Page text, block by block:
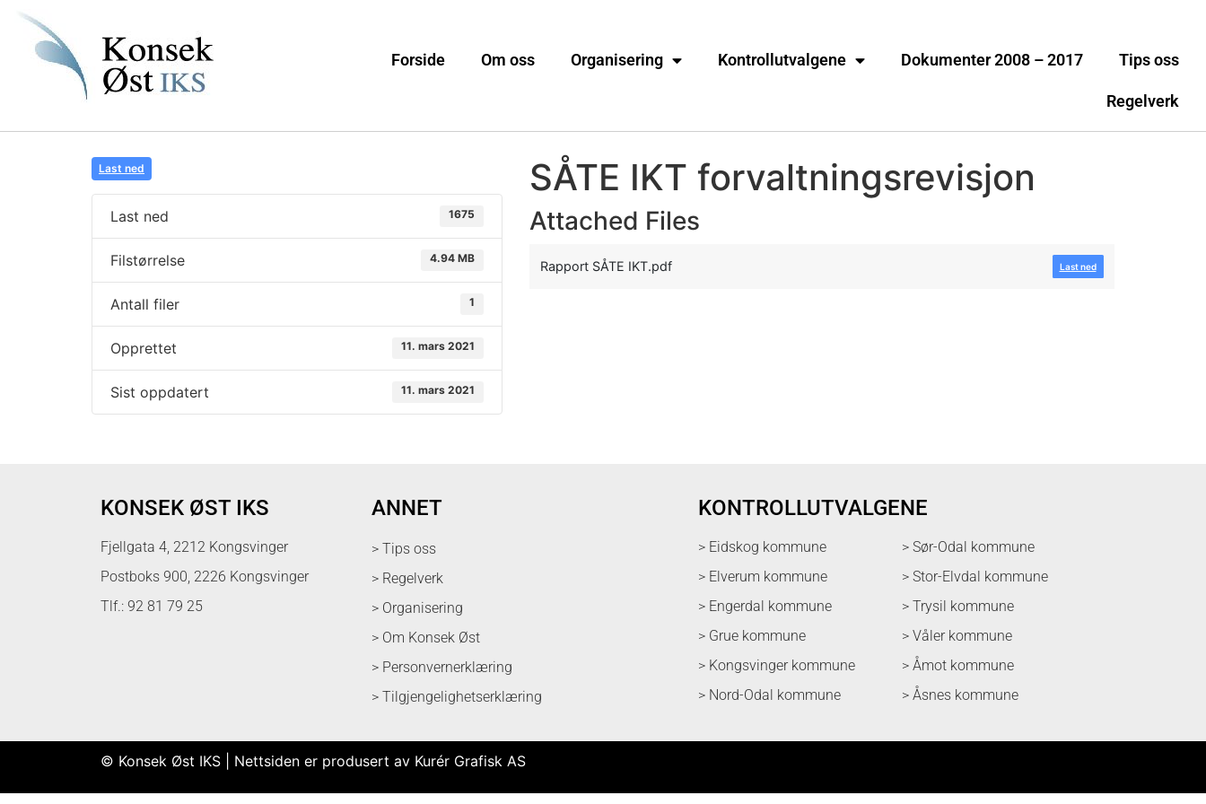
Forside Om oss Organisering Kontrollutvalgene Dokumenter 2008 – 2017 Tips oss
Regelverk
Last ned
Last ned 1675
Filstørrelse 4.94 MB
Antall filer 1
Opprettet 11. mars 2021
Sist oppdatert 11. mars 2021
SÅTE IKT forvaltningsrevisjon
Attached Files
Rapport SÅTE IKT.pdf Last ned
KONSEK ØST IKS
Fjellgata 4, 2212 Kongsvinger
Postboks 900, 2226 Kongsvinger
Tlf.: 92 81 79 25
ANNET
> Tips oss
> Regelverk
> Organisering
> Om Konsek Øst
> Personvernerklæring
> Tilgjengelighetserklæring
KONTROLLUTVALGENE
> Eidskog kommune
> Elverum kommune
> Engerdal kommune
> Grue kommune
> Kongsvinger kommune
> Nord-Odal kommune
> Sør-Odal kommune
> Stor-Elvdal kommune
> Trysil kommune
> Våler kommune
> Åmot kommune
> Åsnes kommune
© Konsek Øst IKS | Nettsiden er produsert av Kurér Grafisk AS